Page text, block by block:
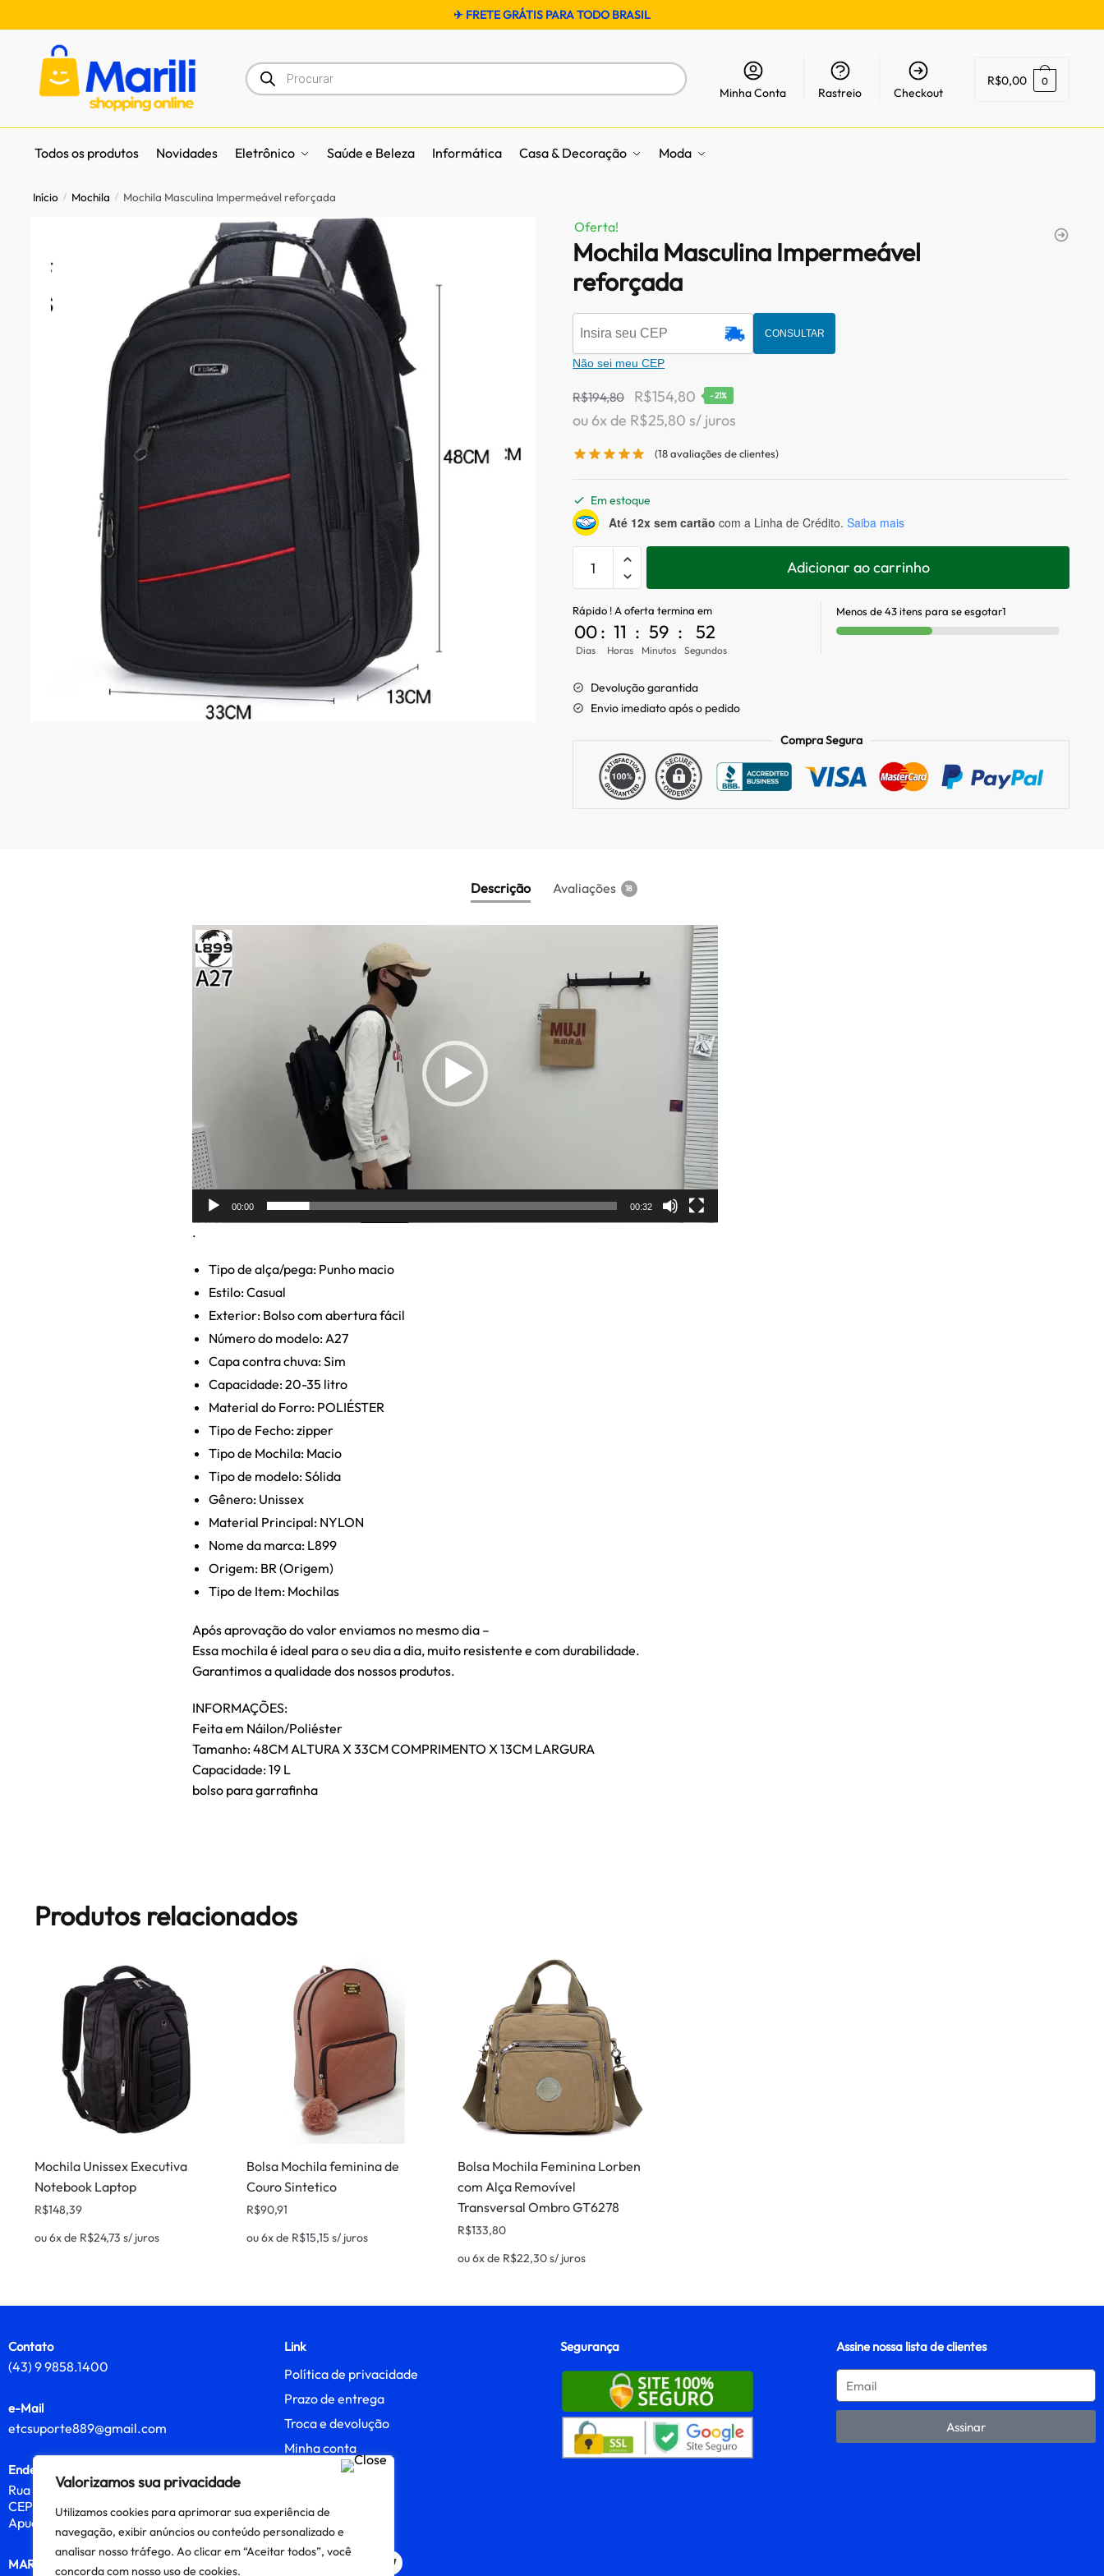
Valorizamos sua privacidade
Utilizamos cookies para aprimorar sua experiência de
navegação, exibir anúncios ou conteúdo personalizado e
analisar nosso tráfego. Ao clicar em “Aceitar todos”, você
concorda com nosso uso de cookies.
✈ FRETE GRÁTIS PARA TODO BRASIL
Minha Conta Rastreio Checkout
R$0,00 0
Todos os produtos Novidades Eletrônico Saúde e Beleza Informática Casa & Decoração Moda
Início / Mochila / Mochila Masculina Impermeável reforçada
Oferta!
Mochila Masculina Impermeável
reforçada
CONSULTAR
Não sei meu CEP
R$194,80 R$154,80 -21%
ou 6x de R$25,80 s/ juros
(18avaliações de clientes)
Em estoque
Até 12x sem cartão com a Linha de Crédito. Saiba mais
Adicionar ao carrinho
Rápido ! A oferta termina em
00
Dias
: 11
Horas
: 59
Minutos
: 51
Segundos
Menos de 43 itens para se esgotar1
Devolução garantida
Envio imediato após o pedido
Compra Segura
Descrição Avaliações 18
Tocador
de
vídeo
00:00 00:32
.
Tipo de alça/pega: Punho macio
Estilo: Casual
Exterior: Bolso com abertura fácil
Número do modelo: A27
Capa contra chuva: Sim
Capacidade: 20-35 litro
Material do Forro: POLIÉSTER
Tipo de Fecho: zipper
Tipo de Mochila: Macio
Tipo de modelo: Sólida
Gênero: Unissex
Material Principal: NYLON
Nome da marca: L899
Origem: BR (Origem)
Tipo de Item: Mochilas
Após aprovação do valor enviamos no mesmo dia –
Essa mochila é ideal para o seu dia a dia, muito resistente e com durabilidade.
Garantimos a qualidade dos nossos produtos.
INFORMAÇÕES:
Feita em Náilon/Poliéster
Tamanho: 48CM ALTURA X 33CM COMPRIMENTO X 13CM LARGURA
Capacidade: 19 L
bolso para garrafinha
Produtos relacionados
Mochila Unissex Executiva
Notebook Laptop
R$148,39
ou 6x de R$24,73 s/ juros
Bolsa Mochila feminina de
Couro Sintetico
R$90,91
ou 6x de R$15,15 s/ juros
Bolsa Mochila Feminina Lorben
com Alça Removível
Transversal Ombro GT6278
R$133,80
ou 6x de R$22,30s/ juros
Contato
(43) 9 9858.1400
e-Mail
etcsuporte889@gmail.com
Endereço
Rua Gavião
CEP 86813-320
Apucarana, PR
MARILI
Link
Política de privacidade
Prazo de entrega
Troca e devolução
Minha conta
Segurança Assine nossa lista de clientes
Assinar